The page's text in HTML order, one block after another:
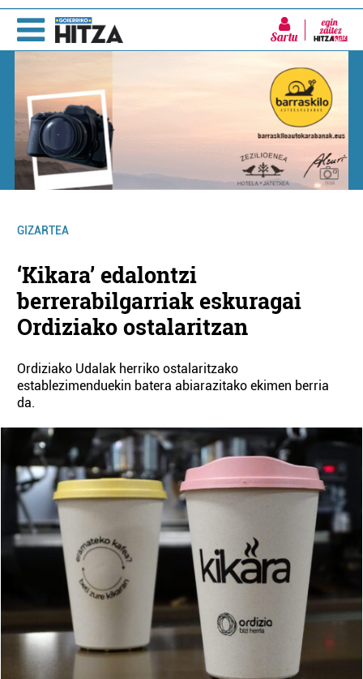
Sartu
GIZARTEA
‘Kikara’ edalontzi
berrerabilgarriak eskuragai
Ordiziako ostalaritzan
Ordiziako Udalak herriko ostalaritzako
establezimenduekin batera abiarazitako ekimen berria
da.